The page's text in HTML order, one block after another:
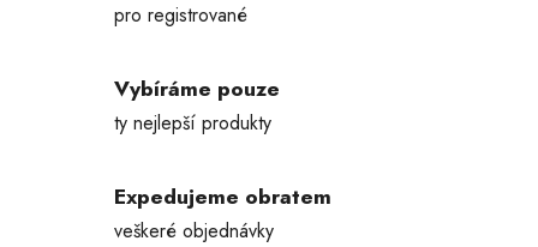
pro registrované
Vybíráme pouze
ty nejlepší produkty
Expedujeme obratem
veškeré objednávky